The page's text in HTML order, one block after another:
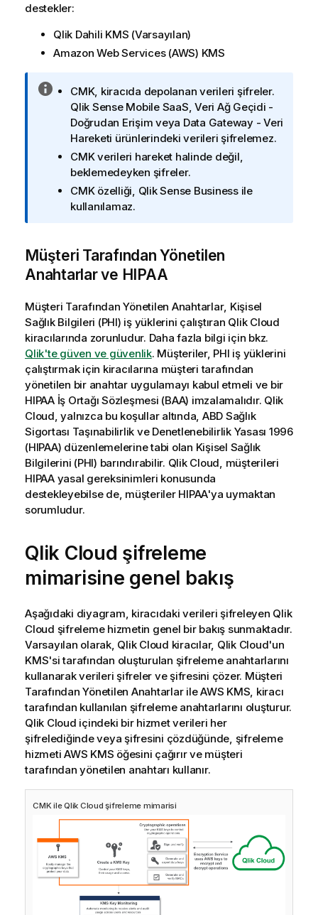
destekler:
Qlik Dahili KMS (Varsayılan)
Amazon Web Services(AWS) KMS
B
CMK, kiracıda depolanan verileri şifreler.
Qlik Sense Mobile SaaS Veri Ağ Geçidi -
Doğrudan Erişim veya Data Gateway - Veri
Hareketi ürünlerindeki verileri şifrelemez.
CMKverileri hareket halinde değil,
beklemedeyken şifreler.
CMKözelliği, Qlik Sense Businessile
kullanılamaz.
Müşteri Tarafından Yönetilen
Anahtarlarve HIPAA
Müşteri Tarafından Yönetilen Anahtarlar, Kişisel
Sağlık Bilgileri (PHI) iş yüklerini çalıştıran Qlik Cloud
kiracılarında zorunludur. Daha fazla bilgi için bkz.
Qlik'te güven ve güvenlik. Müşteriler, PHI iş yüklerini
çalıştırmak için kiracılarına müşteri tarafından
yönetilen bir anahtar uygulamayı kabul etmeli ve bir
HIPAAİş Ortağı Sözleşmesi (BAA) imzalamalıdır. Qlik
Cloud , yalnızca bu koşullar altında, ABD Sağlık
Sigortası Taşınabilirlik ve Denetlenebilirlik Yasası 1996
(HIPAA) düzenlemelerine tabi olan Kişisel Sağlık
Bilgilerini (PHI) barındırabilir. Qlik Cloud, müşterileri
HIPAA yasal gereksinimleri konusunda
destekleyebilse de, müşteriler HIPAA'ya uymaktan
sorumludur.
Qlik Cloud şifreleme
mimarisine genel bakış
Aşağıdaki diyagram, kiracıdaki verileri şifreleyen Qlik
Cloud şifreleme hizmetin genel bir bakış sunmaktadır.
Varsayılan olarak, Qlik Cloud kiracılar, Qlik Cloud'un
KMS'si tarafından oluşturulan şifreleme anahtarlarını
kullanarak verileri şifreler ve şifresini çözer. Müşteri
Tarafından Yönetilen AnahtarlarileAWS KMS, kiracı
tarafından kullanılan şifreleme anahtarlarını oluşturur.
Qlik Cloud içindeki bir hizmet verileri her
şifrelediğinde veya şifresini çözdüğünde, şifreleme
hizmeti AWS KMS öğesini çağırır ve müşteri
tarafından yönetilen anahtarı kullanır.
CMKileQlik Cloud şifreleme mimarisi